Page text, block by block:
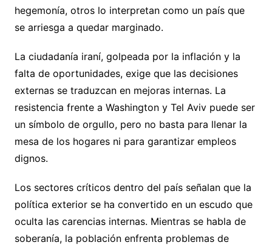
hegemonía, otros lo interpretan como un país que
se arriesga a quedar marginado.
La ciudadanía iraní, golpeada por la inflación y la
falta de oportunidades, exige que las decisiones
externas se traduzcan en mejoras internas. La
resistencia frente a Washington y Tel Aviv puede ser
un símbolo de orgullo, pero no basta para llenar la
mesa de los hogares ni para garantizar empleos
dignos.
Los sectores críticos dentro del país señalan que la
política exterior se ha convertido en un escudo que
oculta las carencias internas. Mientras se habla de
soberanía, la población enfrenta problemas de